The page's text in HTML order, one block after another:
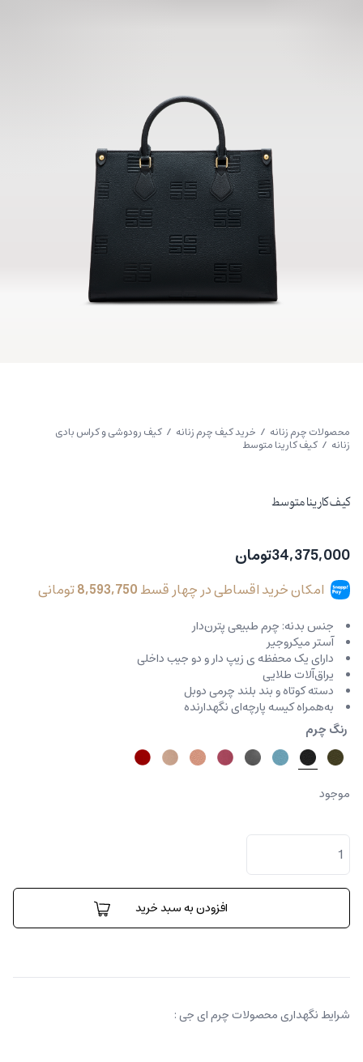
محصولات چرم زنانه / خرید کیف چرم زنانه / کیف رودوشی و کراس بادی
زنانه / کیف کارینا متوسط
کیف کارینا متوسط
34,375,000تومان
امکان خرید اقساطی در چهار قسط8,593,750تومانی
جنس بدنه: چرم طبیعی پترن‌دار
آستر میکروجیر
دارای یک محفظه ی زیپ دار و دو جیب داخلی
یراق‌آلات طلایی
دسته کوتاه و بند بلند چرمی دوبل
به‌همراه کیسه پارچه‌ای نگهدارنده
رنگ چرم
موجود
کیف
کارینا
متوسط
عدد
افزودن به سبد خرید
شرایط نگهداری محصولات چرم ای جی :